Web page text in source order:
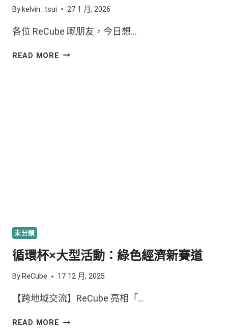
By kelvin_tsui 27 1 月, 2026
各位 ReCube 嘅朋友，今日想…
READ MORE
未分類
循環杯×大型活動：綠色經濟新賽道
By ReCube 17 12 月, 2025
【跨地域交流】ReCube 亮相「…
READ MORE